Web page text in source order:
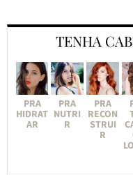
TENHA
PRA
HIDRAT
AR
PRA
NUTRI
R
PRA
RECON
STRUI
R